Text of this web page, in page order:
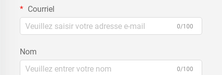
Courriel
0/100
Nom
0/100